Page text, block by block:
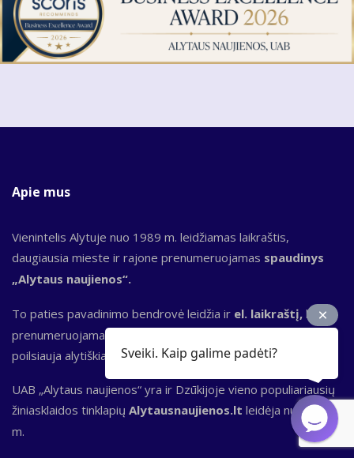
Apie mus
Vienintelis Alytuje nuo 1989 m. leidžiamas laikraštis,
daugiausia mieste ir rajone prenumeruojamas spaudinys
„Alytaus naujienos“.
To paties pavadinimo bendrovė leidžia ir el. laikraštį, kuris
prenumeruojamas Lietuvoje ir kitur, kur gyvena, dirba,
poilsiauja alytiškiai.
UAB „Alytaus naujienos“ yra ir Dzūkijoje vieno populiariausių
žiniasklaidos tinklapių Alytausnaujienos.lt leidėja nuo 2000
m.
Sveiki. Kaip galime padėti?